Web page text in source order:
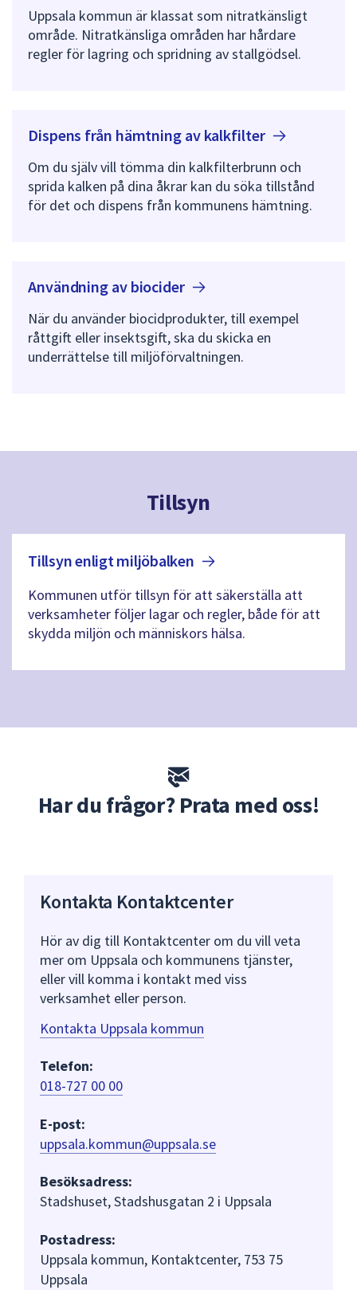
Uppsala kommun är klassat som nitratkänsligt
område. Nitratkänsliga områden har hårdare
regler för lagring och spridning av stallgödsel.
Dispens från hämtning av kalkfilter
Om du själv vill tömma din kalkfilterbrunn och
sprida kalken på dina åkrar kan du söka tillstånd
för det och dispens från kommunens hämtning.
Användning av biocider
När du använder biocidprodukter, till exempel
råttgift eller insektsgift, ska du skicka en
underrättelse till miljöförvaltningen.
Tillsyn
Tillsyn enligt miljöbalken
Kommunen utför tillsyn för att säkerställa att
verksamheter följer lagar och regler, både för att
skydda miljön och människors hälsa.
Har du frågor? Prata med oss!
Kontakta Kontaktcenter
Hör av dig till Kontaktcenter om du vill veta
mer om Uppsala och kommunens tjänster,
eller vill komma i kontakt med viss
verksamhet eller person.
Kontakta Uppsala kommun
Telefon:
018-727 00 00
E-post:
uppsala.kommun@uppsala.se
Besöksadress:
Stadshuset, Stadshusgatan 2 i Uppsala
Postadress:
Uppsala kommun, Kontaktcenter, 753 75
Uppsala